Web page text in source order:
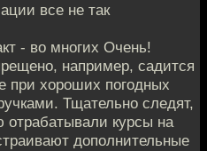
все не так
- во многих Очень!
например, садится
при хороших погодных
Тщательно следят,
курсы на
дополнительные